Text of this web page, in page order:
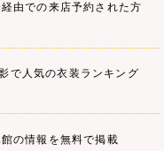
由での来店予約された方
で人気の衣装ランキング
の情報を無料で掲載